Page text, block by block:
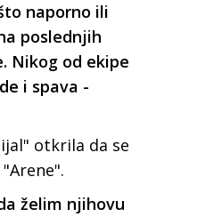
naporno ili
poslednjih
Nikog od ekipe
i spava -
otkrila da se
želim njihovu